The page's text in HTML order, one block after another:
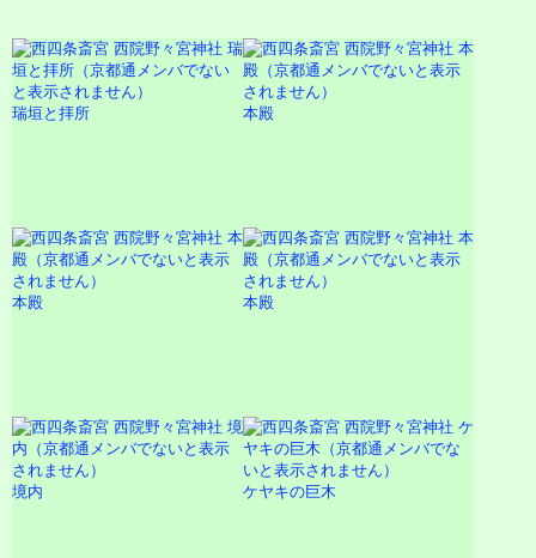
瑞垣と拝所 本殿
本殿 本殿
境内 ケヤキの巨木